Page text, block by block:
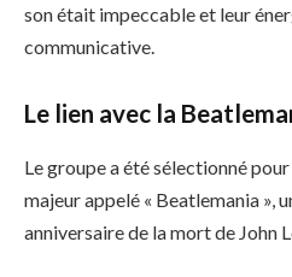
son était impeccable et leur
communicative.
Le lien avec la
Le groupe a été sélectionné
majeur appelé « Beatlemania »,
anniversaire de la mort de John